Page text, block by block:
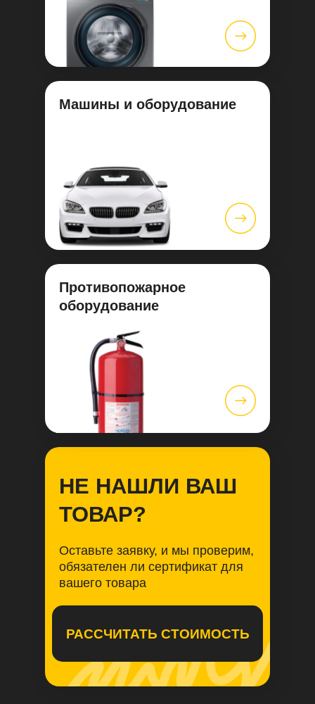
Машины и оборудование
Противопожарное
оборудование
НЕ НАШЛИ ВАШ
ТОВАР?
Оставьте заявку, и мы проверим,
обязателен ли сертификат для
вашего товара
РАССЧИТАТЬ СТОИМОСТЬ